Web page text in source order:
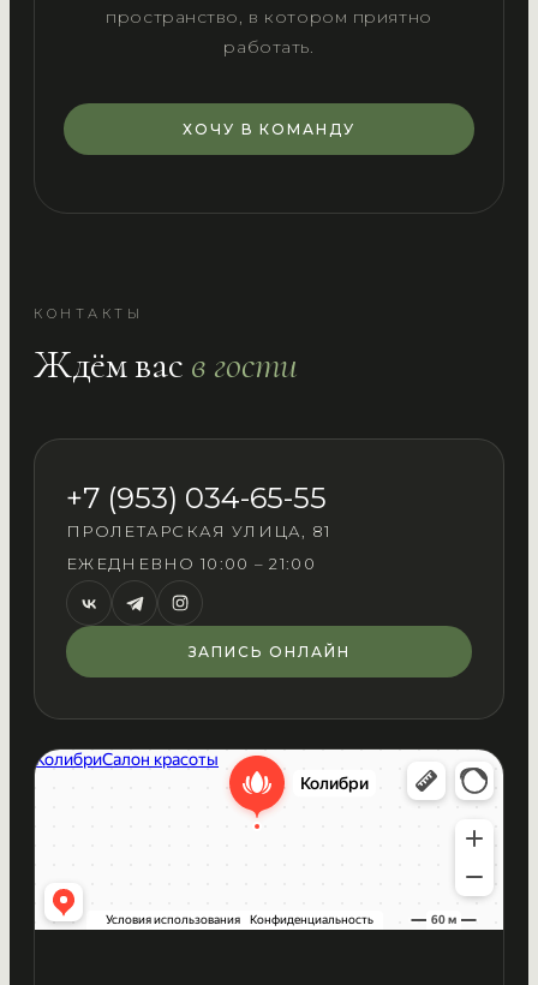
пространство, в котором приятно
работать.
ХОЧУ В КОМАНДУ
КОНТАКТЫ
Ждём вас в гости
+7 (953) 034-65-55
ПРОЛЕТАРСКАЯ УЛИЦА, 81
ЕЖЕДНЕВНО 10:00 – 21:00
ЗАПИСЬ ОНЛАЙН